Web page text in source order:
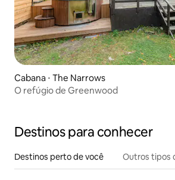
Cabana ⋅ The Narrows
O refúgio de Greenwood
Destinos para conhecer
Destinos perto de você Outros tipos